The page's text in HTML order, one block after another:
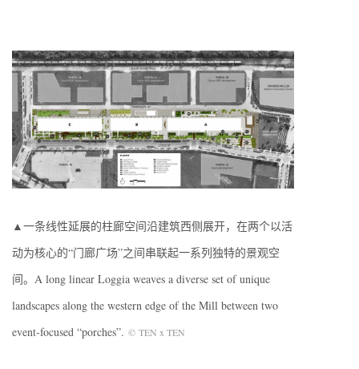
▲一条线性延展的柱廊空间沿建筑西侧展开，在两个以活
动为核心的“门廊广场”之间串联起一系列独特的景观空
间。A long linear Loggia weaves a diverse set of unique
landscapes along the western edge of the Mill between two
event-focused “porches”. © TEN x TEN